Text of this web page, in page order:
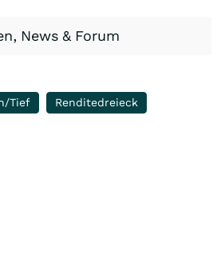
News & Forum
Tief
Renditedreieck